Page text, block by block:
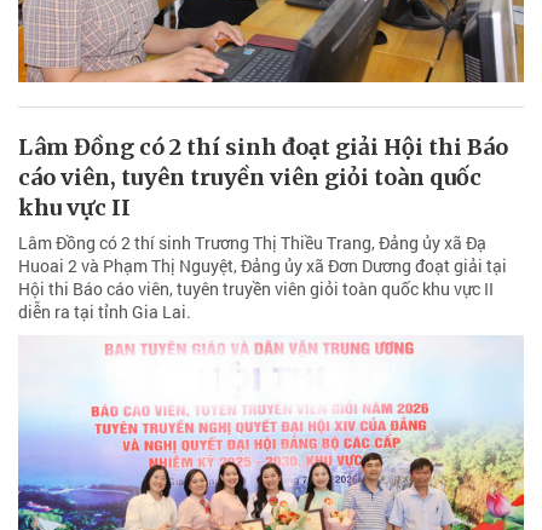
Lâm Đồng có 2 thí sinh đoạt giải Hội thi Báo
cáo viên, tuyên truyền viên giỏi toàn quốc
khu vực II
Lâm Đồng có 2 thí sinh Trương Thị Thiều Trang, Đảng ủy xã Đạ
Huoai 2 và Phạm Thị Nguyệt, Đảng ủy xã Đơn Dương đoạt giải tại
Hội thi Báo cáo viên, tuyên truyền viên giỏi toàn quốc khu vực II
diễn ra tại tỉnh Gia Lai.